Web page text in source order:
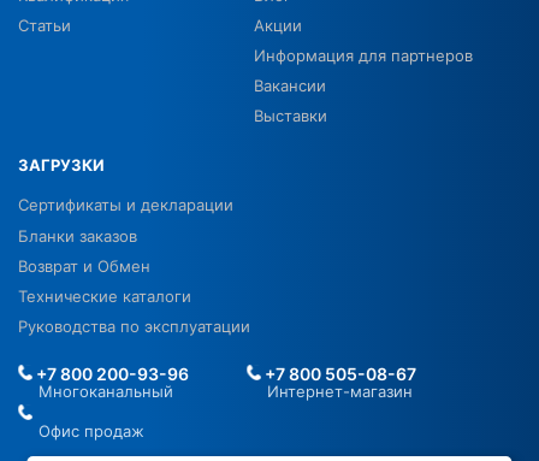
Статьи
Акции
Информация для партнеров
Вакансии
Выставки
ЗАГРУЗКИ
Сертификаты и декларации
Бланки заказов
Возврат и Обмен
Технические каталоги
Руководства по эксплуатации
+7 800 200-93-96
Многоканальный
+7 800 505-08-67
Интернет-магазин
Офис продаж